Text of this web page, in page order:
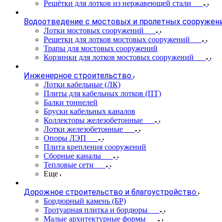
Решётки для лотков из нержавеющей стали
Водоотведение с мостовых и пролетных
Лотки мостовых сооружений
Решетки для лотков мостовых сооружений
Трапы для мостовых сооружений
Корзинки для лотков мостовых сооружений
Инженерное строительство
Лотки кабельные (ЛК)
Плиты для кабельных лотков (ПТ)
Балки тоннелей
Бруски кабельных каналов
Коллекторы железобетонные
Лотки железобетонные
Опоры ЛЭП
Плита крепления сооружений
Сборные каналы
Тепловые сети
Еще
Дорожное строительство и благоустройство
Бордюрный камень (БР)
Тротуарная плитка и бордюры
Малые архитектурные формы